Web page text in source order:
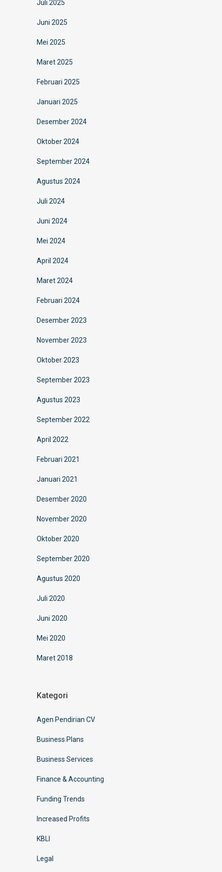
Juli 2025
Juni 2025
Mei 2025
Maret 2025
Februari 2025
Januari 2025
Desember 2024
Oktober 2024
September 2024
Agustus 2024
Juli 2024
Juni 2024
Mei 2024
April 2024
Maret 2024
Februari 2024
Desember 2023
November 2023
Oktober 2023
September 2023
Agustus 2023
September 2022
April 2022
Februari 2021
Januari 2021
Desember 2020
November 2020
Oktober 2020
September 2020
Agustus 2020
Juli 2020
Juni 2020
Mei 2020
Maret 2018
Kategori
Agen Pendirian CV
Business Plans
Business Services
Finance & Accounting
Funding Trends
Increased Profits
KBLI
Legal